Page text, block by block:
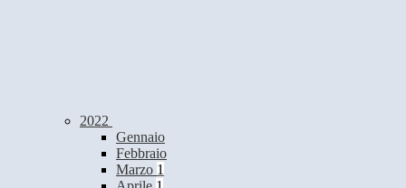
2022
Gennaio
Febbraio
Marzo 1